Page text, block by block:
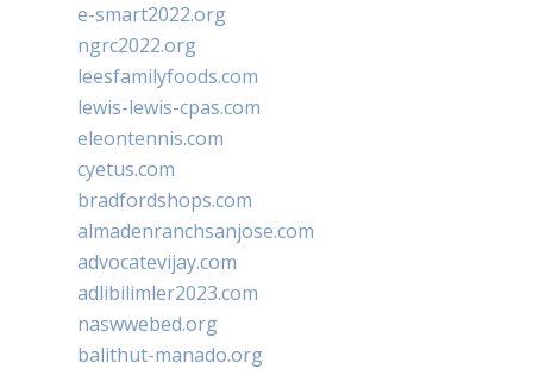
e-smart2022.org
ngrc2022.org
leesfamilyfoods.com
lewis-lewis-cpas.com
eleontennis.com
cyetus.com
bradfordshops.com
almadenranchsanjose.com
advocatevijay.com
adlibilimler2023.com
naswwebed.org
balithut-manado.org